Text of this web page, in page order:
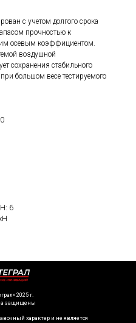
с учетом долгого срока
прочностью к
осевым коэффициентом.
воздушной
сохранения стабильного
большом весе тестируемого
6
характер и не является
2025 г.
защищены